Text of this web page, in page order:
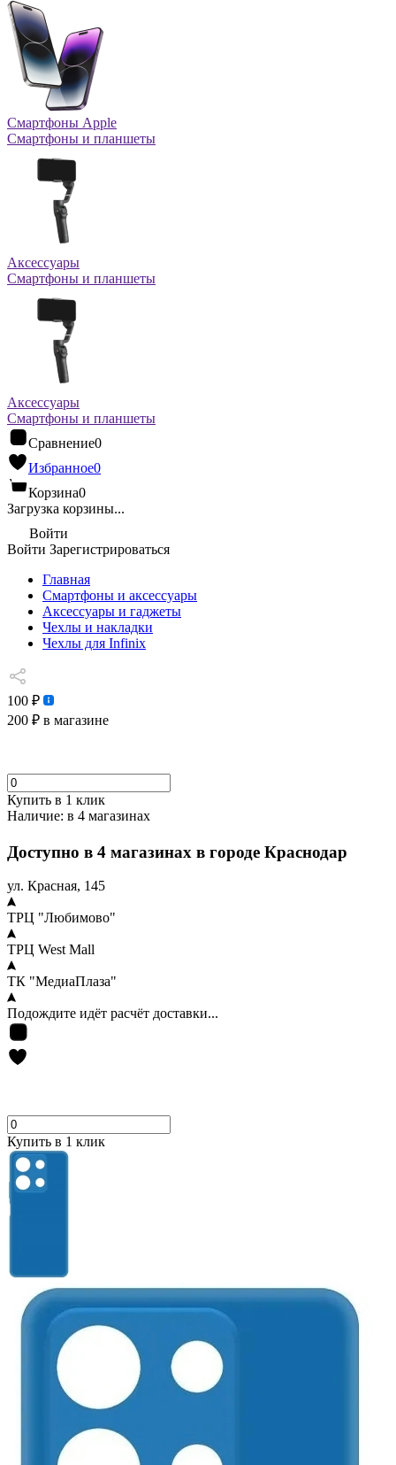
Смартфоны Apple
Смартфоны и планшеты
Аксессуары
Смартфоны и планшеты
Аксессуары
Смартфоны и планшеты
Сравнение0
Избранное0
Корзина0
Загрузка корзины...
Войти
Войти Зарегистрироваться
Главная
Смартфоны и аксессуары
Аксессуары и гаджеты
Чехлы и накладки
Чехлы для Infinix
100 ₽
200 ₽ в магазине
Купить в 1 клик
Наличие: в 4 магазинах
Доступно в 4 магазинах в городе Краснодар
ул. Красная, 145
ТРЦ "Любимово"
ТРЦ West Mall
ТК "МедиаПлаза"
Подождите идёт расчёт доставки...
Купить в 1 клик